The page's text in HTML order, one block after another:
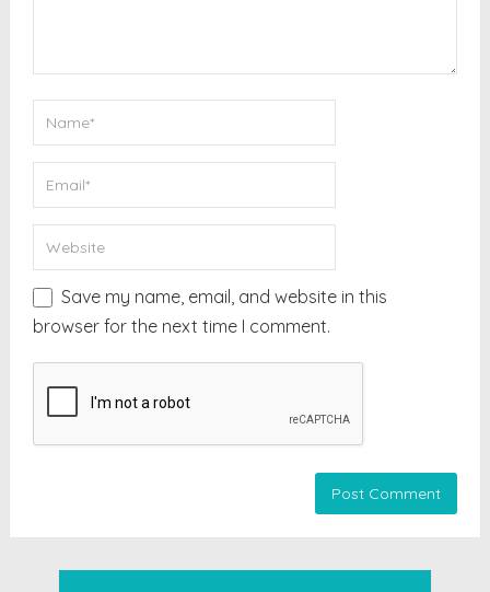
Save my name, email, and website in this
browser for the next time I comment.